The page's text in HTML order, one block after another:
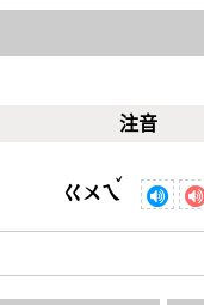
注音
ㄍㄨㄟ
ˇ